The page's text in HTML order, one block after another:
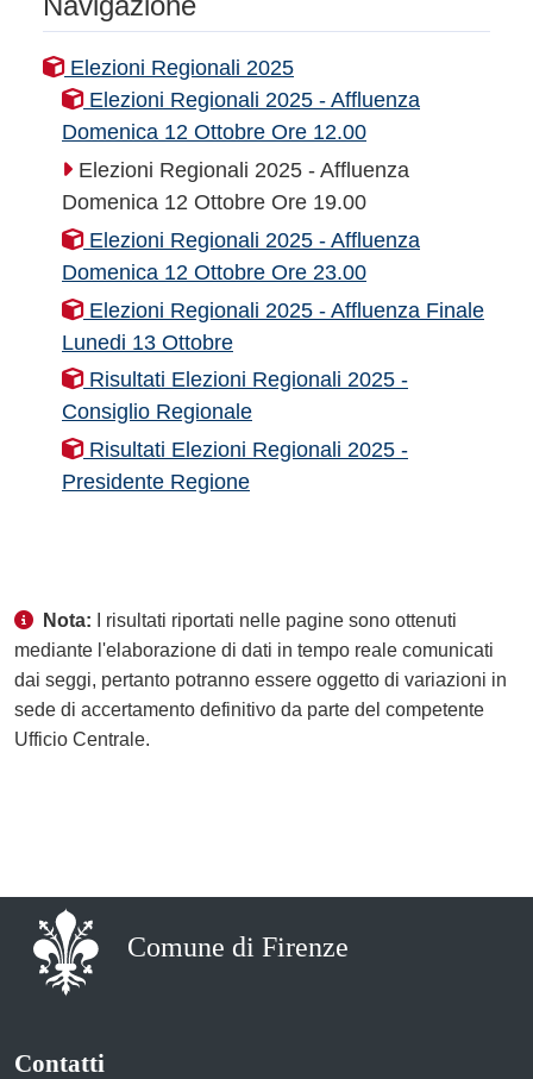
Elezioni Regionali 2025
Elezioni Regionali 2025 - Affluenza
Domenica 12 Ottobre Ore 12.00
Elezioni Regionali 2025 - Affluenza
Domenica 12 Ottobre Ore 19.00
Elezioni Regionali 2025 - Affluenza
Domenica 12 Ottobre Ore 23.00
Elezioni Regionali 2025 - Affluenza Finale
Lunedi 13 Ottobre
Risultati Elezioni Regionali 2025 -
Consiglio Regionale
Risultati Elezioni Regionali 2025 -
Presidente Regione
Nota:
I risultati riportati nelle pagine sono ottenuti
mediante l'elaborazione di dati in tempo reale comunicati
dai seggi, pertanto potranno essere oggetto di variazioni in
sede di accertamento definitivo da parte del competente
Ufficio Centrale.
Comune di Firenze
Contatti